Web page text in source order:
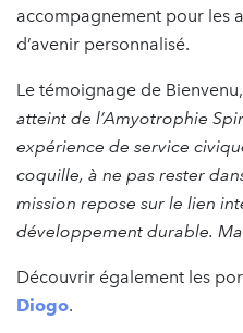
accompagnement pour les
d’avenir personnalisé.
Le témoignage de
atteint de l’Amyotrophie
expérience de service
coquille, à ne pas rester
mission repose sur le lien
développement durable.
Découvrir également les
Diogo.